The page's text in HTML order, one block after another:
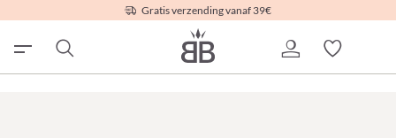
Gratis verzending vanaf 39€